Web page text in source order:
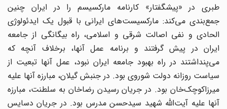
طبری در «پیشگفتار» کارنامه مارکسیسم را در ایران چنین
جمع‌بندی می‌کند: مارکسیست‌های ایرانی با قبول یک ایدئولوژی
الحادی و نفی اصالت شرقی و اسلامی، راه بیگانگی از جامعه
ایران در پیش گرفتند و برنامه عمل آنها، برخلاف آنچه که
می‌پنداشتند در راه بهبود جامعه ایران نبود، عمل آنها تبعیت از
سیاست روزانه دولت شوروی بود. در جنبش گیلان، مبارزه آنها علیه
میرزاکوچک‌خان بود. در جریان رسیدن رضاخان به سلطنت، مبارزه
آنها علیه آیت‌الله شهید سیدحسن مدرس بود. در جریان دسایس